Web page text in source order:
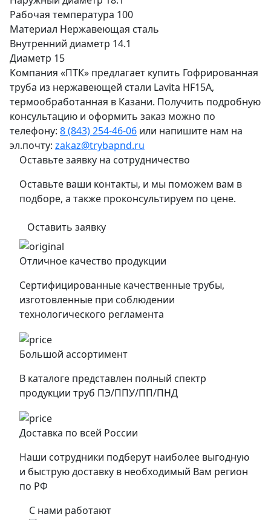
Рабочая температура 100
Материал Нержавеющая сталь
Внутренний диаметр 14.1
Диаметр 15
Компания «ПТК» предлагает купить Гофрированная
труба из нержавеющей стали Lavita HF15A,
термообработанная в Казани. Получить подробную
консультацию и оформить заказ можно по
телефону: 8 (843) 254-46-06 или напишите нам на
эл.почту: zakaz@trybapnd.ru
Оставьте заявку на сотрудничество
Оставьте ваши контакты, и мы поможем вам в
подборе, а также проконсультируем по цене.
Оставить заявку
Отличное качество продукции
Сертифицированные качественные трубы,
изготовленные при соблюдении
технологического регламента
Большой ассортимент
В каталоге представлен полный спектр
продукции труб ПЭ/ППУ/ПП/ПНД
Доставка по всей России
Наши сотрудники подберут наиболее выгодную
и быструю доставку в необходимый Вам регион
по РФ
С нами работают